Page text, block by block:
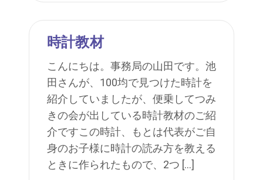
時計教材
こんにちは。事務局の山田です。池
田さんが、100均で見つけた時計を
紹介していましたが、便乗してつみ
きの会が出している時計教材のご紹
介ですこの時計、もとは代表がご自
身のお子様に時計の読み方を教える
ときに作られたもので、2つ […]